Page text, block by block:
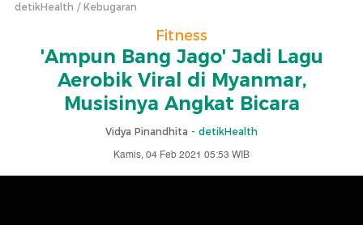
detikHealth Kebugaran
Fitness
'Ampun Bang Jago' Jadi Lagu
Aerobik Viral di Myanmar,
Musisinya Angkat Bicara
Vidya Pinandhita - detikHealth
Kamis, 04 Feb 2021 05:53 WIB